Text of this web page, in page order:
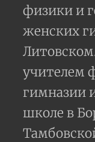
физики и
женских
учителем
гимназии
школе в